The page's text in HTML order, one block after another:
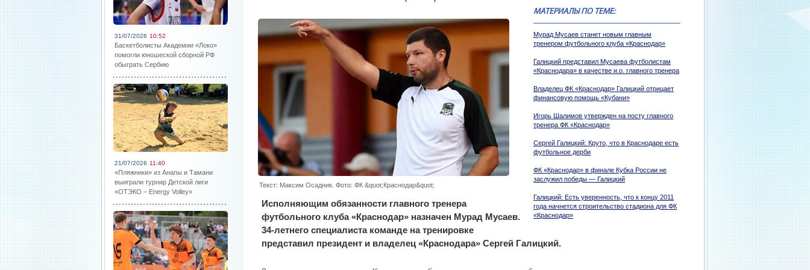
31/07/2026 10:52
Баскетболисты Академии «Локо»
помогли юношеской сборной РФ
обыграть Сербию
21/07/2026 11:40
«Пляжники» из Анапы и Тамани
выиграли турнир Детской лиги
«ОТЭКО – Energy Volley»
МАТЕРИАЛЫ ПО ТЕМЕ:
Мурад Мусаев станет новым главным
тренером футбольного клуба «Краснодар»
Галицкий представил Мусаева футболистам
«Краснодара» в качестве и.о. главного тренера
Владелец ФК «Краснодар» Галицкий отрицает
финансовую помощь «Кубани»
Игорь Шалимов утвержден на посту главного
тренера ФК «Краснодар»
Сергей Галицкий: Круто, что в Краснодаре есть
футбольное дерби
ФК «Краснодар» в финале Кубка России не
заслужил победы — Галицкий
Галицкий: Есть уверенность, что к концу 2011
года начнется строительство стадиона для ФК
«Краснодар»
Текст: Максим Осадник. Фото: ФК &quot;Краснодар&quot;
Исполняющим обязанности главного тренера
футбольного клуба «Краснодар» назначен Мурад Мусаев.
34-летнего специалиста команде на тренировке
представил президент и владелец «Краснодара» Сергей Галицкий.